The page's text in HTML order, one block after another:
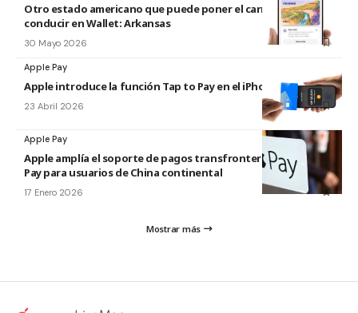
Otro estado americano que puede poner el carnet de
conducir en Wallet: Arkansas
30 Mayo 2026
Apple Pay
Apple introduce la función Tap to Pay en el iPhone en Malasia
23 Abril 2026
Apple Pay
Apple amplía el soporte de pagos transfronterizos de Apple
Pay para usuarios de China continental
17 Enero 2026
Mostrar más